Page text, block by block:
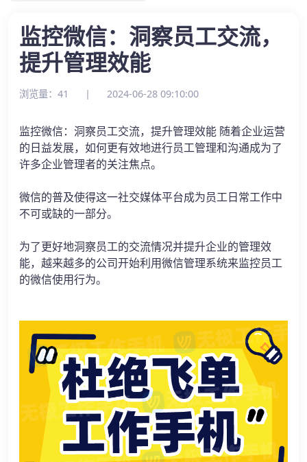
监控微信：洞察员工交流，
提升管理效能
浏览量：41 | 2024-06-28 09:10:00
监控微信：洞察员工交流，提升管理效能 随着企业运营
的日益发展，如何更有效地进行员工管理和沟通成为了
许多企业管理者的关注焦点。
微信的普及使得这一社交媒体平台成为员工日常工作中
不可或缺的一部分。
为了更好地洞察员工的交流情况并提升企业的管理效
能，越来越多的公司开始利用微信管理系统来监控员工
的微信使用行为。